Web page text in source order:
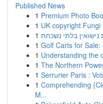
Published News
1 Premium Photo
1 UK copyright
1
1 Golf Carts for Sale:
1 Understanding the
1 The Northern
1 Serrurier Paris :
1 Comprehending
M...